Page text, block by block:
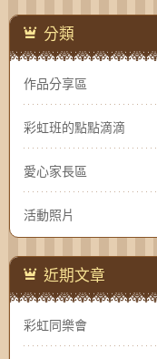
分類
作品分享區
彩虹班的點點滴滴
愛心家長區
活動照片
近期文章
彩虹同樂會